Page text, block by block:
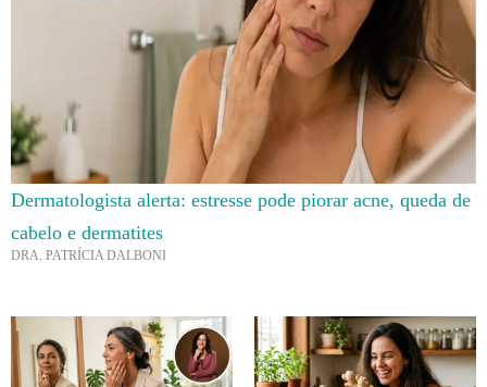
Dermatologista alerta: estresse pode piorar acne, queda de
cabelo e dermatites
DRA. PATRÍCIA DALBONI